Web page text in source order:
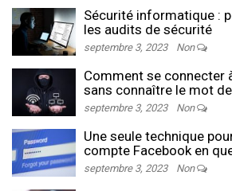
Sécurité informatique :
les audits de sécurité
septembre 3, 2023 Non
Comment se connecter
sans connaître le mot
septembre 3, 2023 Non
Une seule technique
compte Facebook en
septembre 3, 2023 Non